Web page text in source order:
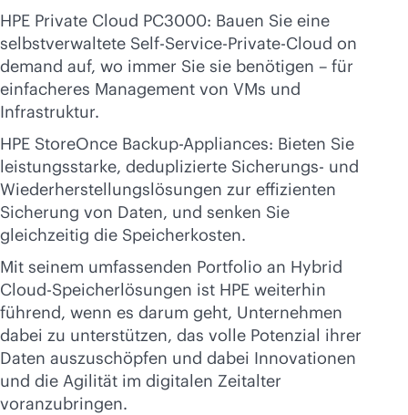
HPE Private Cloud PC3000: Bauen Sie eine
selbstverwaltete Self-Service-Private-Cloud on
demand auf, wo immer Sie sie benötigen – für
einfacheres Management von VMs und
Infrastruktur.
HPE StoreOnce Backup-Appliances: Bieten Sie
leistungsstarke, deduplizierte Sicherungs- und
Wiederherstellungslösungen zur effizienten
Sicherung von Daten, und senken Sie
gleichzeitig die Speicherkosten.
Mit seinem umfassenden Portfolio an Hybrid
Cloud-Speicherlösungen ist HPE weiterhin
führend, wenn es darum geht, Unternehmen
dabei zu unterstützen, das volle Potenzial ihrer
Daten auszuschöpfen und dabei Innovationen
und die Agilität im digitalen Zeitalter
voranzubringen.